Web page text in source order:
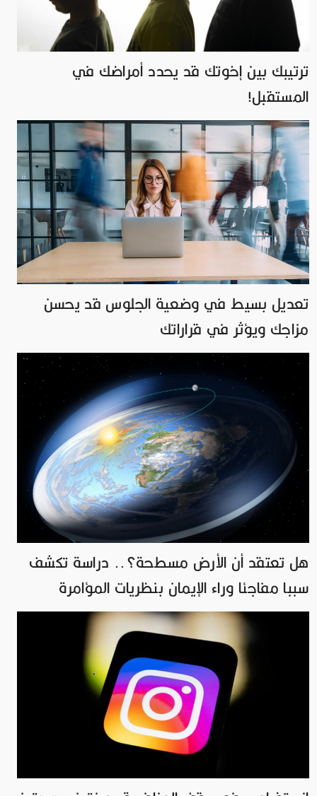
ترتيبك بين إخوتك قد يحدد أمراضك في
المستقبل!
تعديل بسيط في وضعية الجلوس قد يحسن
مزاجك ويؤثر في قراراتك
هل تعتقد أن الأرض مسطحة؟.. دراسة تكشف
سببا مفاجئا وراء الإيمان بنظريات المؤامرة